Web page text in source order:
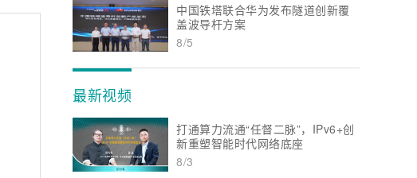
中国铁塔联合华为发布隧道创新覆
盖波导杆方案
8/5
最新视频
打通算力流通“任督二脉”，IPv6+创
新重塑智能时代网络底座
8/3